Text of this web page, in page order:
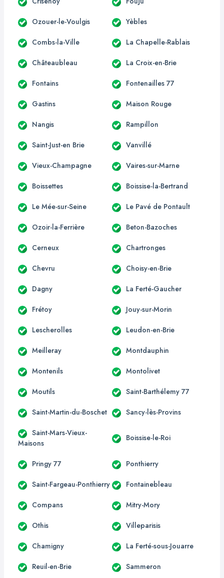
Ozouer-le-Voulgis Yèbles
Combs-la-Ville La Chapelle-Rablais
Châteaubleau La Croix-en-Brie
Fontains Fontenailles 77
Gastins Maison Rouge
Nangis Rampillon
Saint-Just-en Brie Vanvillé
Vieux-Champagne Vaires-sur-Marne
Boissettes Boissise-la-Bertrand
Le Mée-sur-Seine Le Pavé de Pontault
Ozoir-la-Ferrière Beton-Bazoches
Cerneux Chartronges
Chevru Choisy-en-Brie
Dagny La Ferté-Gaucher
Frétoy Jouy-sur-Morin
Lescherolles Leudon-en-Brie
Meilleray Montdauphin
Montenils Montolivet
Moutils Saint-Barthélemy 77
Saint-Martin-du-Boschet Sancy-lès-Provins
Saint-Mars-Vieux-
Maisons
Boissise-le-Roi
Pringy 77 Ponthierry
Saint-Fargeau-Ponthierry Fontainebleau
Compans Mitry-Mory
Othis Villeparisis
Chamigny La Ferté-sous-Jouarre
Reuil-en-Brie Sammeron